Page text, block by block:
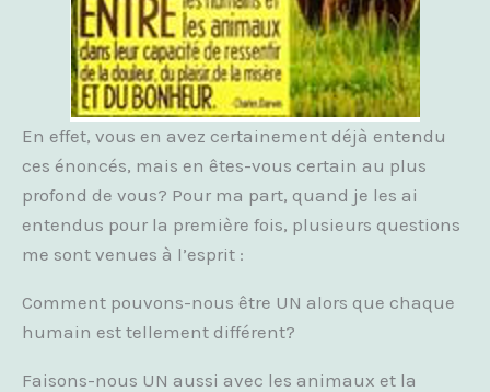
En effet, vous en avez certainement déjà entendu
ces énoncés, mais en êtes-vous certain au plus
profond de vous? Pour ma part, quand je les ai
entendus pour la première fois, plusieurs questions
me sont venues à l’esprit :
Comment pouvons-nous être UN alors que chaque
humain est tellement différent?
Faisons-nous UN aussi avec les animaux et la